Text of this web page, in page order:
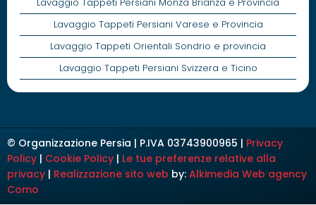
Lavaggio Tappeti Persiani Monza Brianza e Provincia
Lavaggio Tappeti Persiani Varese e Provincia
Lavaggio Tappeti Orientali Sondrio e provincia
Lavaggio Tappeti Persiani Svizzera e Ticino
© Organizzazione Persia | P.IVA 03743900965 | Privacy
Policy | Cookie Policy | Le tue preferenze relative alla
privacy | Realizzazione sito web by: Alkimedia Web agency
Como